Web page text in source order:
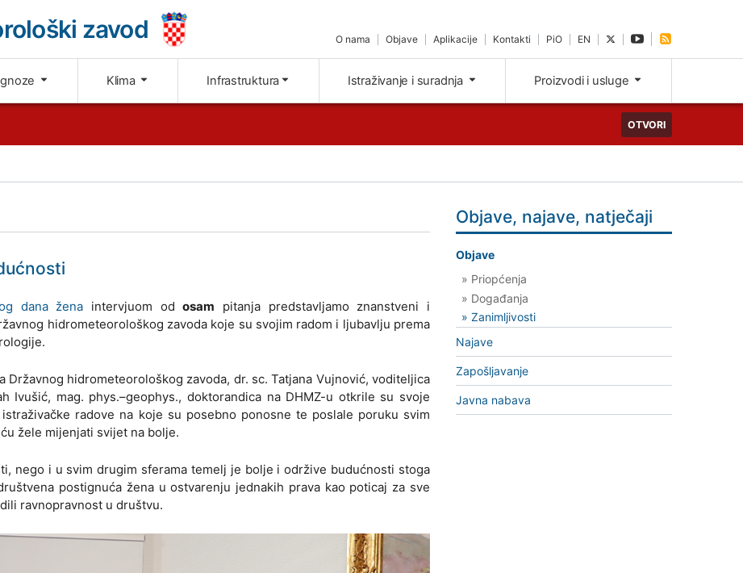
zavod O nama Objave Aplikacije Kontakti PiO EN
Klima Infrastruktura Istraživanje i suradnja Proizvodi i usluge
OTVORI
dana žena intervjuom odosam pitanja predstavljamo znanstveni i
hidrometeorološkog zavoda koje su svojim radom i ljubavlju prema
Državnog hidrometeorološkog zavoda, dr. sc. Tatjana Vujnović, voditeljica
Ivušić, mag. phys.–geophys., doktorandica na DHMZ-u otkrile su svoje
radove na koje su posebno ponosne te poslale poruku svim
žele mijenjati svijet na bolje.
nego i u svim drugim sferama temelj je bolje i održive budućnosti stoga
postignuća žena u ostvarenju jednakih prava kao poticaj za sve
ravnopravnost u društvu.
Objave, najave, natječaji
Objave
» Priopćenja
» Događanja
» Zanimljivosti
Najave
Zapošljavanje
Javna nabava